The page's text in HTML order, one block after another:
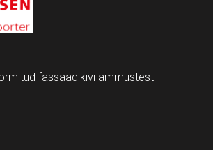
fassaadikivi ammustest